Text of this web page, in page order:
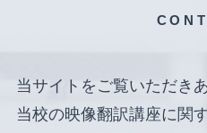
当サイトをご覧いただき
当校の映像翻訳講座に関